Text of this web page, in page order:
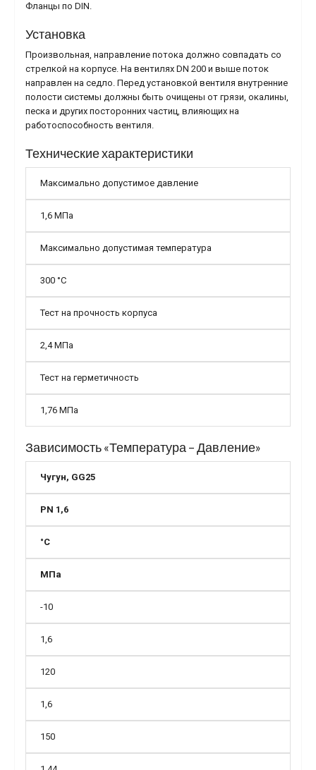
Фланцы по DIN.
Установка
Произвольная, направление потока должно совпадать со
стрелкой на корпусе. На вентилях DN 200 и выше поток
направлен на седло. Перед установкой вентиля внутренние
полости системы должны быть очищены от грязи, окалины,
песка и других посторонних частиц, влияющих на
работоспособность вентиля.
Технические характеристики
Максимально допустимое давление
1,6 МПа
Максимально допустимая температура
300 °С
Тест на прочность корпуса
2,4 МПа
Тест на герметичность
1,76 МПа
Зависимость «Температура – Давление»
Чугун, GG25
PN 1,6
°C
МПа
-10
1,6
120
1,6
150